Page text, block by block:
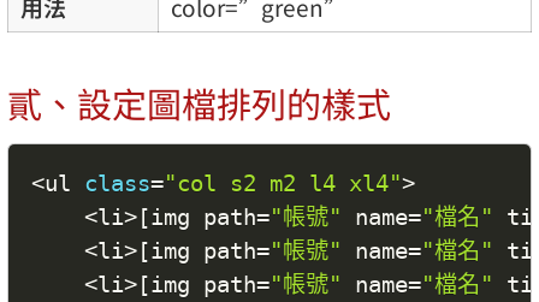
用法
color=”green”
貳、設定圖檔排列的樣式
<ul class="col s2 m2 l4 xl4">
<li>[img path="帳號" name="檔名"
<li>[img path="帳號" name="檔名"
<li>[img path="帳號" name="檔名"